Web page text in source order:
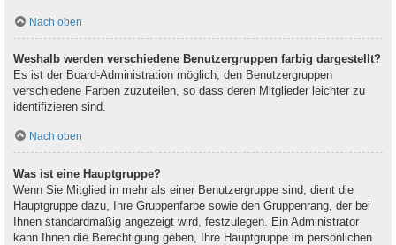
Nach oben
Weshalb werden verschiedene Benutzergruppen farbig dargestellt?
Es ist der Board-Administration möglich, den Benutzergruppen
verschiedene Farben zuzuteilen, so dass deren Mitglieder leichter zu
identifizieren sind.
Nach oben
Was ist eine Hauptgruppe?
Wenn Sie Mitglied in mehr als einer Benutzergruppe sind, dient die
Hauptgruppe dazu, Ihre Gruppenfarbe sowie den Gruppenrang, der bei
Ihnen standardmäßig angezeigt wird, festzulegen. Ein Administrator
kann Ihnen die Berechtigung geben, Ihre Hauptgruppe im persönlichen